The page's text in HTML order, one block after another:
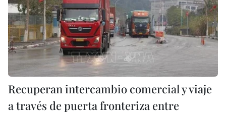
Recuperan intercambio comercial y viaje
a través de puerta fronteriza entre